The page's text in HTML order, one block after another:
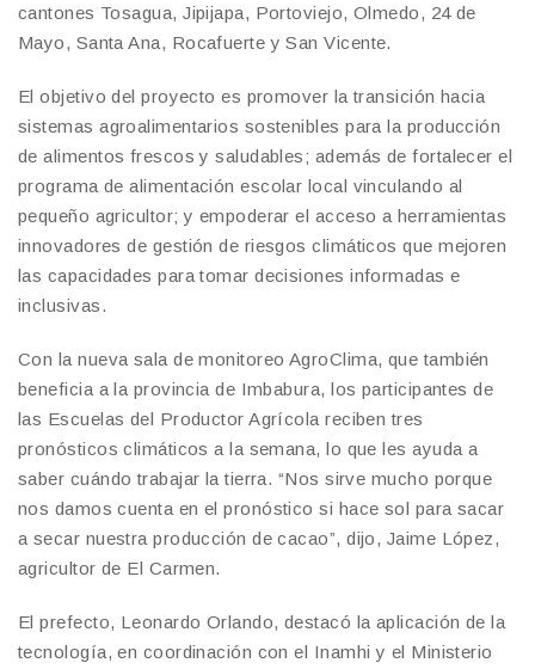
cantones Tosagua, Jipijapa, Portoviejo, Olmedo, 24 de
Mayo, Santa Ana, Rocafuerte y San Vicente.
El objetivo del proyecto es promover la transición hacia
sistemas agroalimentarios sostenibles para la producción
de alimentos frescos y saludables; además de fortalecer el
programa de alimentación escolar local vinculando al
pequeño agricultor; y empoderar el acceso a herramientas
innovadores de gestión de riesgos climáticos que mejoren
las capacidades para tomar decisiones informadas e
inclusivas.
Con la nueva sala de monitoreo AgroClima, que también
beneficia a la provincia de Imbabura, los participantes de
las Escuelas del Productor Agrícola reciben tres
pronósticos climáticos a la semana, lo que les ayuda a
saber cuándo trabajar la tierra. “Nos sirve mucho porque
nos damos cuenta en el pronóstico si hace sol para sacar
a secar nuestra producción de cacao”, dijo, Jaime López,
agricultor de El Carmen.
El prefecto, Leonardo Orlando, destacó la aplicación de la
tecnología, en coordinación con el Inamhi y el Ministerio